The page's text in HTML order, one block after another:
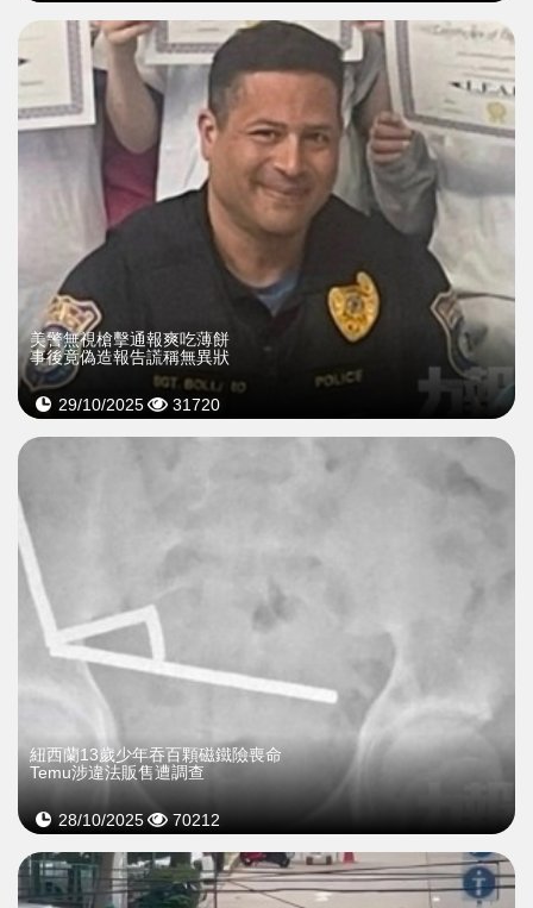
美警無視槍擊通報爽吃薄餅
事後竟偽造報告謊稱無異狀
29/10/2025 31720
紐西蘭13歲少年吞百顆磁鐵險喪命
Temu涉違法販售遭調查
28/10/2025 70212